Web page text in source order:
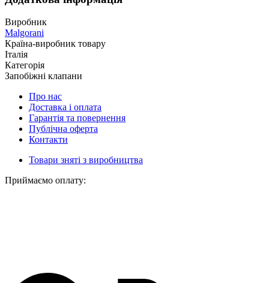
Виробник
Malgorani
Країна-виробник товару
Італія
Категорія
Запобіжні клапани
Про нас
Доставка і оплата
Гарантія та повернення
Публічна оферта
Контакти
Товари зняті з виробництва
Приймаємо оплату: